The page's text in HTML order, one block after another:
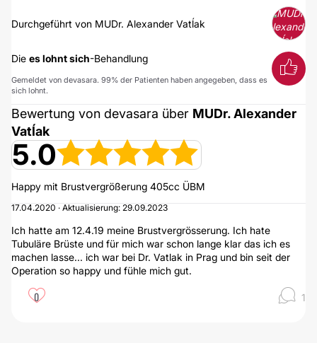
Durchgeführt von MUDr. Alexander Vatĺak
Die es lohnt sich-Behandlung
Gemeldet von devasara. 99% der Patienten haben angegeben, dass es
sich lohnt.
Bewertung von devasara über MUDr. Alexander
Vatĺak
5.0
Happy mit Brustvergrößerung 405cc ÜBM
17.04.2020 · Aktualisierung: 29.09.2023
Ich hatte am 12.4.19 meine Brustvergrösserung. Ich hate
Tubuläre Brüste und für mich war schon lange klar das ich es
machen lasse... ich war bei Dr. Vatlak in Prag und bin seit der
Operation so happy und fühle mich gut.
0 1